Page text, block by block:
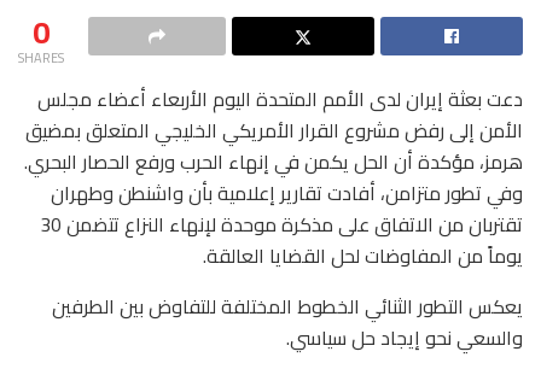
0
SHARES
دعت بعثة إيران لدى الأمم المتحدة اليوم الأربعاء أعضاء مجلس
الأمن إلى رفض مشروع القرار الأمريكي الخليجي المتعلق بمضيق
هرمز، مؤكدة أن الحل يكمن في إنهاء الحرب ورفع الحصار البحري.
وفي تطور متزامن، أفادت تقارير إعلامية بأن واشنطن وطهران
تقتربان من الاتفاق على مذكرة موحدة لإنهاء النزاع تتضمن 30
يوماً من المفاوضات لحل القضايا العالقة.
يعكس التطور الثنائي الخطوط المختلفة للتفاوض بين الطرفين
والسعي نحو إيجاد حل سياسي.